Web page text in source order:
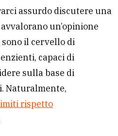
assurdo discutere una
un’opinione
il cervello di
capaci di
sulla base di
Naturalmente,
rispetto